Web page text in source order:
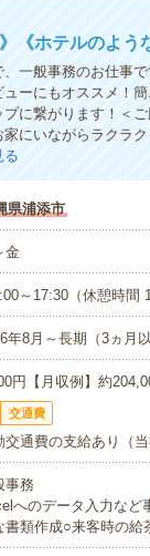
《ホテルのよう
一般事務のお仕事
ーにもオススメ！
に繋がります！＜
家にいながらラクラ
る
県浦添市
金
～17:30（休憩時間
年8月～長期（3ヵ月以
円【月収例】約
交通費
交通費の支給あり（当
事務
へのデータ入力など
書類作成○来客時の